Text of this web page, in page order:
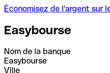
Économisez de l'argent sur
Easybourse
Nom de la banque
Easybourse
Ville